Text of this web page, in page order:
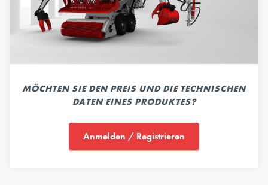
MÖCHTEN SIE DEN PREIS UND DIE TECHNISCHEN
DATEN EINES PRODUKTES?
Anmelden / Registrieren